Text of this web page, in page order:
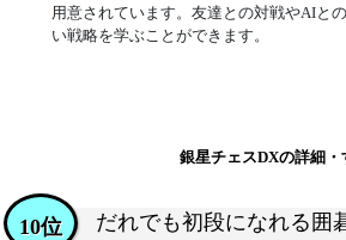
用意されています。友達との対戦やAIと
い戦略を学ぶことができます。
銀星チェスDXの詳細
だれでも初段になれる囲
10位